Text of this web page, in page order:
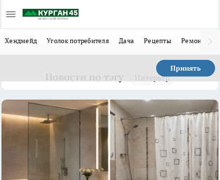
Хендмейд Уголок потребителя Дача Рецепты Ремонт
Принять
Интерьер